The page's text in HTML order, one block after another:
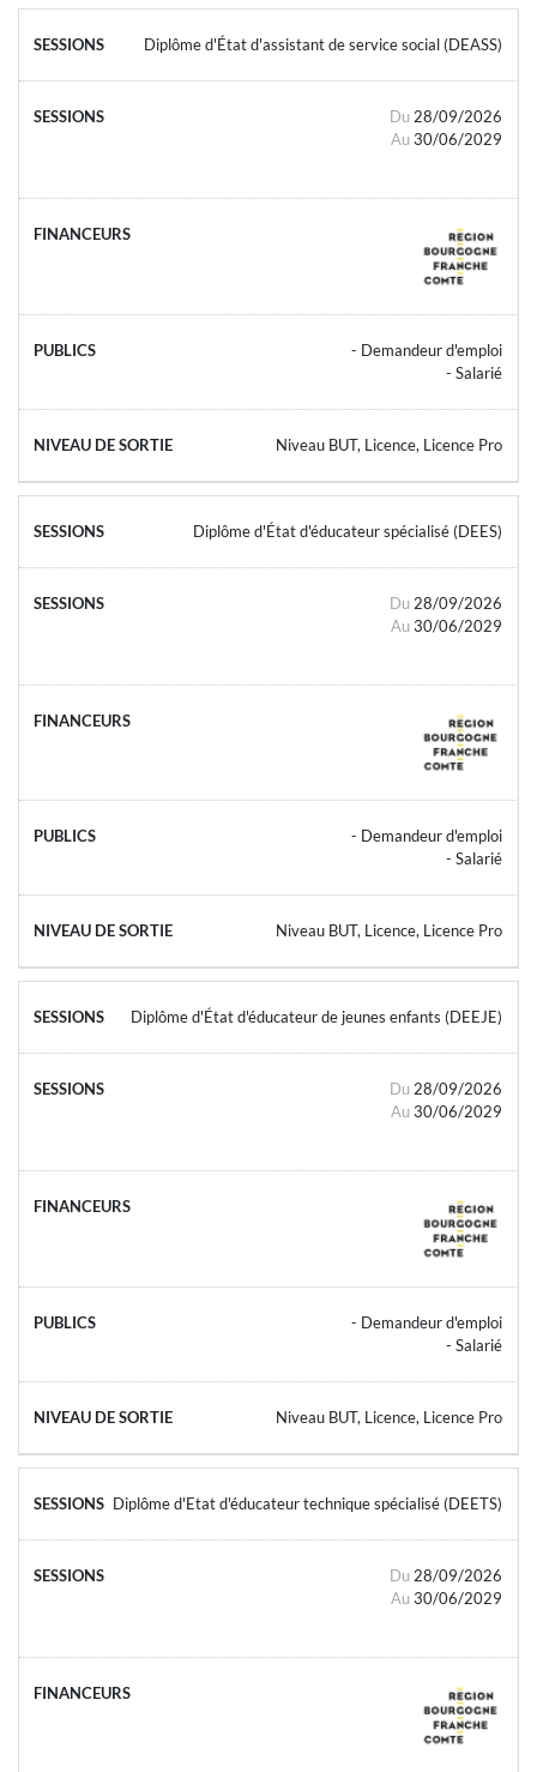
Diplôme d'État d'assistant de service social (DEASS)
Du 28/09/2026
Au 30/06/2029
- Demandeur d'emploi
- Salarié
Niveau BUT, Licence, Licence Pro
Diplôme d'État d'éducateur spécialisé (DEES)
Du 28/09/2026
Au 30/06/2029
- Demandeur d'emploi
- Salarié
Niveau BUT, Licence, Licence Pro
Diplôme d'État d'éducateur de jeunes enfants (DEEJE)
Du 28/09/2026
Au 30/06/2029
- Demandeur d'emploi
- Salarié
Niveau BUT, Licence, Licence Pro
Diplôme d'Etat d'éducateur technique spécialisé (DEETS)
Du 28/09/2026
Au 30/06/2029